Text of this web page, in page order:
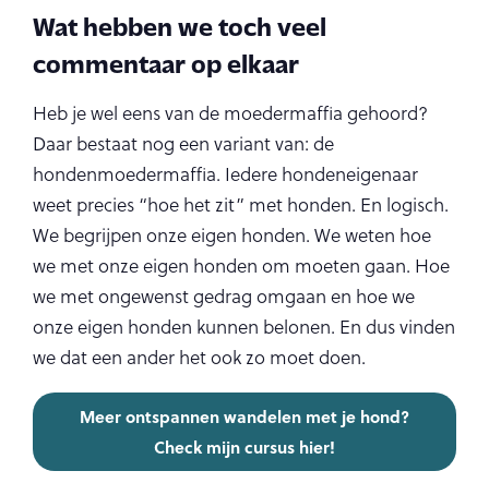
Wat hebben we toch veel
commentaar op elkaar
Heb je wel eens van de moedermaffia gehoord?
Daar bestaat nog een variant van: de
hondenmoedermaffia. Iedere hondeneigenaar
weet precies “hoe het zit” met honden. En logisch.
We begrijpen onze eigen honden. We weten hoe
we met onze eigen honden om moeten gaan. Hoe
we met ongewenst gedrag omgaan en hoe we
onze eigen honden kunnen belonen. En dus vinden
we dat een ander het ook zo moet doen.
Meer ontspannen wandelen met je hond?
Check mijn cursus hier!